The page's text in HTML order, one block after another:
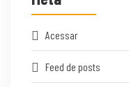
Acessar
Feed de posts